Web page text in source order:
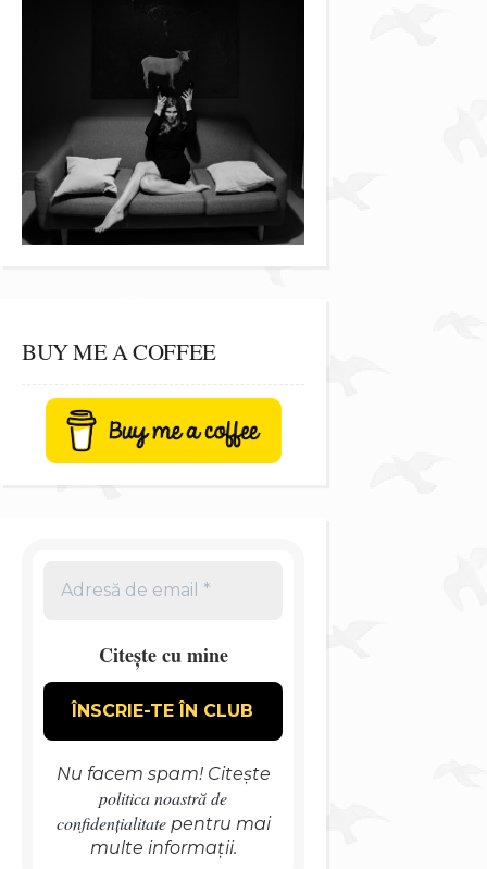
BUY ME A COFFEE
Citește cu mine
Nu facem spam! Citește
politica noastră de
confidențialitatepentru mai
multe informații.